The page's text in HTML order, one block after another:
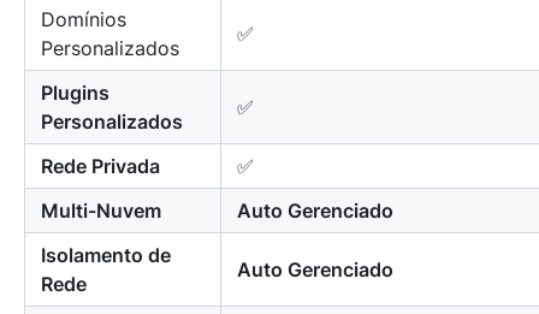
Domínios
Personalizados
✅
Plugins
Personalizados
✅
Rede Privada
✅
Multi-Nuvem
Auto Gerenciado
Isolamento de
Rede
Auto Gerenciado